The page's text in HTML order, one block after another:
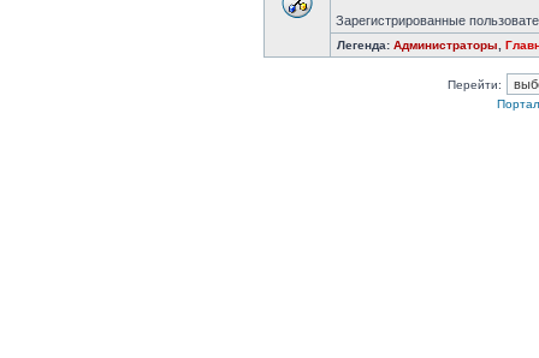
Зарегистрированные
Легенда: Администраторы
Перейти: